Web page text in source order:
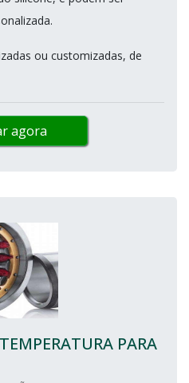
ou customizadas, de
agora
PARA